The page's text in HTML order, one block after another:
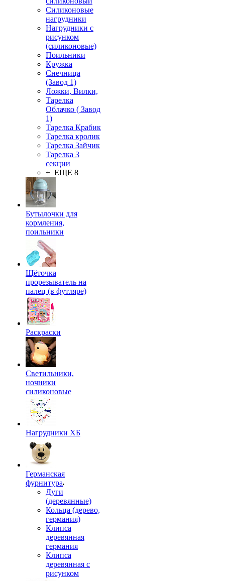
Силиконовые
нагрудники
Нагрудники с
рисунком
(силиконовые)
Поильники
Кружка
Снечница
(Завод 1)
Ложки, Вилки,
Тарелка
Облачко ( Завод
1)
Тарелка Крабик
Тарелка кролик
Тарелка Зайчик
Тарелка 3
секции
+ ЕЩЕ 8
Бутылочки для
кормления,
поильники
Щёточка
прорезыватель на
палец (в футляре)
Раскраски
Светильники,
ночники
силиконовые
Нагрудники ХБ
Германская
фурнитура
Дуги
(деревянные)
Кольца (дерево,
германия)
Клипса
деревянная
германия
Клипса
деревянная с
рисунком